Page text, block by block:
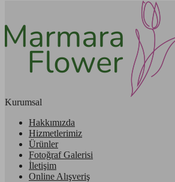
Kurumsal
Hakkımızda
Hizmetlerimiz
Ürünler
Fotoğraf Galerisi
İletişim
Online Alışveriş